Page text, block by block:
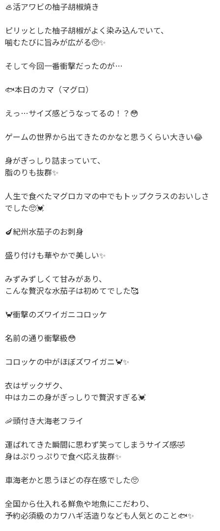
🦪活アワビの柚子胡椒焼き
ピリッとした柚子胡椒がよく染み込んでいて、
噛むたびに旨みが広がる🥺✨
そして今回一番衝撃だったのが…
🐟本日のカマ（マグロ）
えっ…サイズ感どうなってるの！？😳
ゲームの世界から出てきたのかなと思うくらい大きい😂
身がぎっしり詰まっていて、
脂のりも抜群✨
人生で食べたマグロカマの中でもトップクラスのおいしさ
でした🥺💓
🍆紀州水茄子のお刺身
盛り付けも華やかで美しい✨
みずみずしくて甘みがあり、
こんな贅沢な水茄子は初めてでした🥰
🦀衝撃のズワイガニコロッケ
名前の通り衝撃級😳
コロッケの中がほぼズワイガニ🦀✨
衣はザックザク、
中はカニの身がぎっしりで贅沢すぎる💓
🦐頭付き大海老フライ
運ばれてきた瞬間に思わず笑ってしまうサイズ感🤣
身はぷりっぷりで食べ応え抜群✨
車海老かと思うほどの存在感でした🥺
全国から仕入れる鮮魚や地魚にこだわり、
予約必須級のカワハギ活造りなども人気とのこと🐟✨